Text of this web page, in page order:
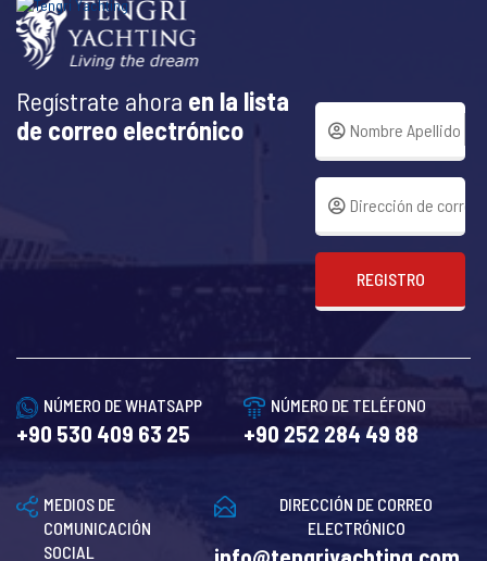
Regístrate ahora en la lista
de correo electrónico
REGISTRO
NÚMERO DE WHATSAPP
+90 530 409 63 25
NÚMERO DE TELÉFONO
+90 252 284 49 88
DIRECCIÓN DE CORREO
ELECTRÓNICO
info@tengriyachting.com
MEDIOS DE
COMUNICACIÓN
SOCIAL